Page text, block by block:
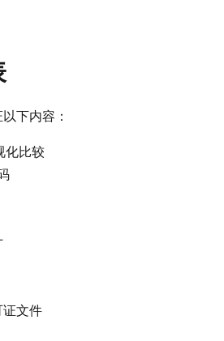
下内容：
化比较
文件